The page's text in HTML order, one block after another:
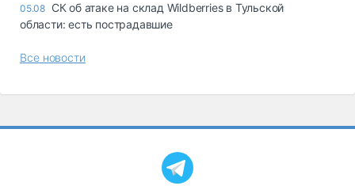
05.08 СК об атаке на склад Wildberries в Тульской
области: есть пострадавшие
Все новости